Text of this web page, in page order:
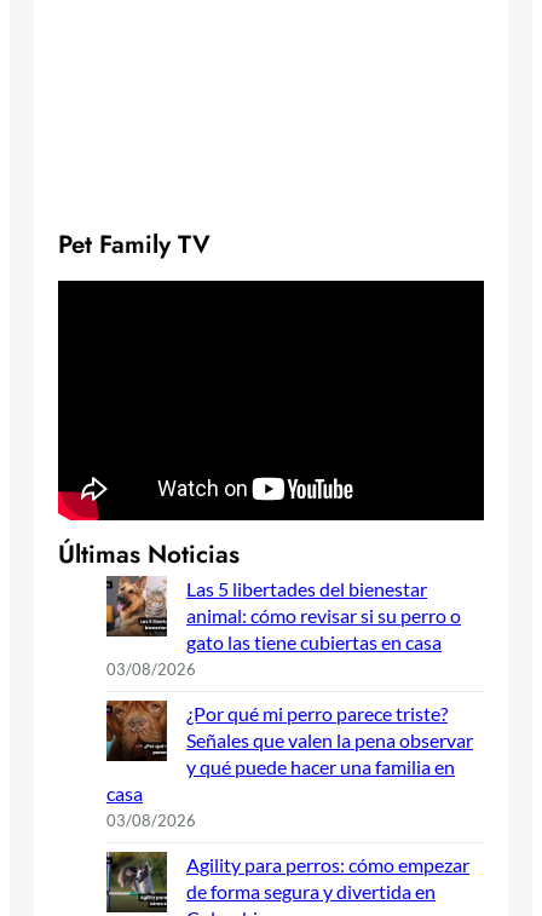
Pet Family TV
Últimas Noticias
Las 5 libertades del bienestar
animal: cómo revisar si su perro o
gato las tiene cubiertas en casa
03/08/2026
¿Por qué mi perro parece triste?
Señales que valen la pena observar
y qué puede hacer una familia en
casa
03/08/2026
Agility para perros: cómo empezar
de forma segura y divertida en